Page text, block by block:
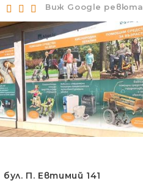
Виж Google ревюта
бул. П. Евтимий 141